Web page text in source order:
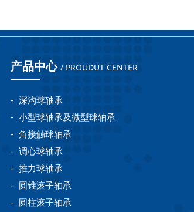
产品中心 / PROUDUT CENTER
- 深沟球轴承
- 小型球轴承及微型球轴承
- 角接触球轴承
- 调心球轴承
- 推力球轴承
- 圆锥滚子轴承
- 圆柱滚子轴承